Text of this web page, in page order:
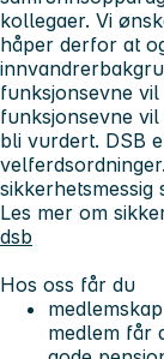
kollegaer. Vi
håper derfor at
funksjonsevne vil
funksjonsevne
bli vurdert. DSB
Les mer om
dsb
Hos oss får du
medlem får